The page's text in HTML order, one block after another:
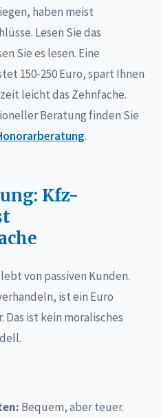
haben meist
Lesen Sie das
Sie es lesen. Eine
150-250 Euro, spart Ihnen
leicht das Zehnfache.
Beratung finden Sie
.
Kfz-
von passiven Kunden.
ist ein Euro
Das ist kein moralisches
Bequem, aber teuer.